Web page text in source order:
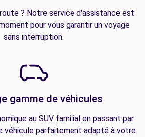
? Notre service d'assistance est
pour vous garantir un voyage
sans interruption.
gamme de véhicules
au SUV familial en passant par
véhicule parfaitement adapté à votre